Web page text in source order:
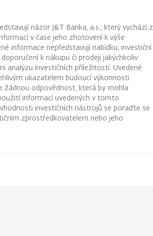
názor J&T Banka, a.s., který vychází z
v čase jeho zhotovení k výše
informace nepředstavují nabídku, investiční
k nákupu či prodeji jakýchkoliv
analýzu investičních příležitostí. Uvedené
ukazatelem budoucí výkonnosti.
žádnou odpovědnost, která by mohla
informací uvedených v tomto
investičních nástrojů se poraďte se
zprostředkovatelem nebo jeho